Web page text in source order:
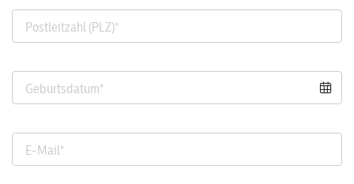
Postleitzahl (PLZ)*
Geburtsdatum*
E-Mail*